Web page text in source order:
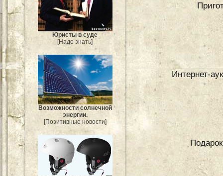
Юристы в суде
[Надо знать]
Возможности солнечной
энергии.
[Позитивные новости]
Интернет-